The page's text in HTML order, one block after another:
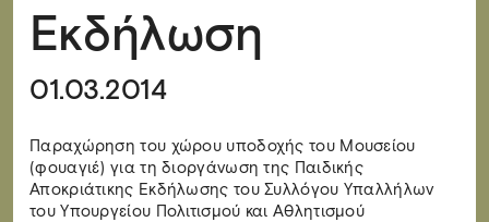
Εκδήλωση
01.03.2014
Παραχώρηση του χώρου υποδοχής του Μουσείου
(φουαγιέ) για τη διοργάνωση της Παιδικής
Αποκριάτικης Εκδήλωσης του Συλλόγου Υπαλλήλων
του Υπουργείου Πολιτισμού και Αθλητισμού